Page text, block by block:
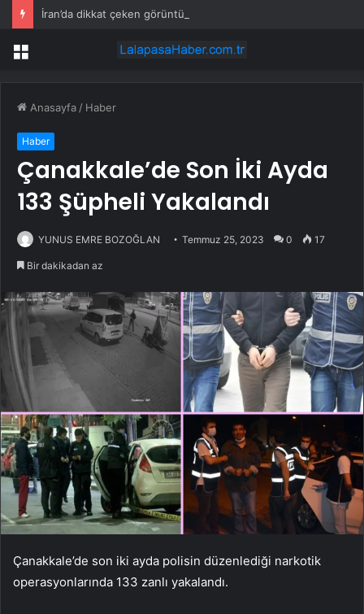
Menü
Anasayfa / Haber
Haber
Çanakkale’de Son İki Ayda
133 Şüpheli Yakalandı
YUNUS EMRE BOZOĞLAN Temmuz 25, 2023 0 17
Bir dakikadan az
Çanakkale’de son iki ayda polisin düzenlediği narkotik
operasyonlarında 133 zanlı yakalandı.